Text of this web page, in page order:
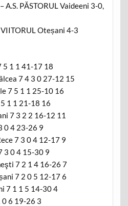
A.S. PĂSTORUL Vaideeni 3-0,
Oteșani 4-3
5 1 1 41-17 18
7 4 3 0 27-12 15
7 5 1 1 25-10 16
1 1 21-18 16
7 3 2 2 16-12 11
0 4 23-26 9
7 3 0 4 12-17 9
3 0 4 15-30 9
7 2 1 4 16-26 7
7 2 0 5 12-17 6
7 1 1 5 14-30 4
0 6 19-26 3